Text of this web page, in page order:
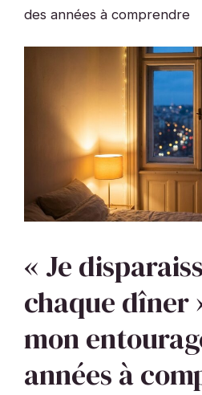
des années à comprendre
« Je
chaque dîner
mon
années à